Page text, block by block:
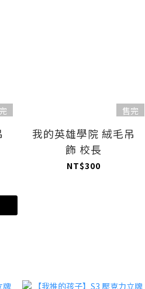
售完
我的英雄學院 絨毛吊
飾 校長
NT$300